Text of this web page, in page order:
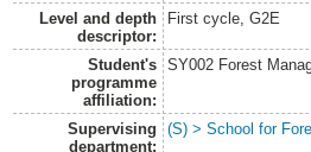
Level and depth
descriptor:
First cycle, G2E
Student's
programme
affiliation:
SY002 Forest
Supervising
department:
(S) > School for